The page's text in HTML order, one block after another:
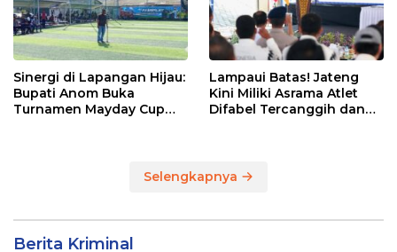
Sinergi di Lapangan Hijau:
Bupati Anom Buka
Turnamen Mayday Cup
Lampaui Batas! Jateng
Kini Miliki Asrama Atlet
Difabel Tercanggih dan
Selengkapnya
Berita Kriminal